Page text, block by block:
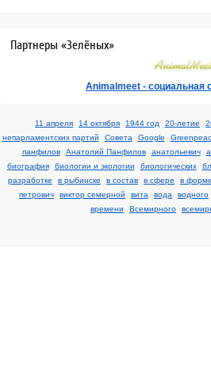
Партнеры «Зелёных»
Аnimalmeet - cоциальная
11 апреля 14 октября 1944 год 20-летие
непарламентских партий
Cовета Google
панфилов
Анатолий Панфилов анатольевич
биография
биологии и экологии биологических
разработке
в рыбинске в состав в сфере в форме
петрович
виктор семерной вита вода водного
времени
Всемирного